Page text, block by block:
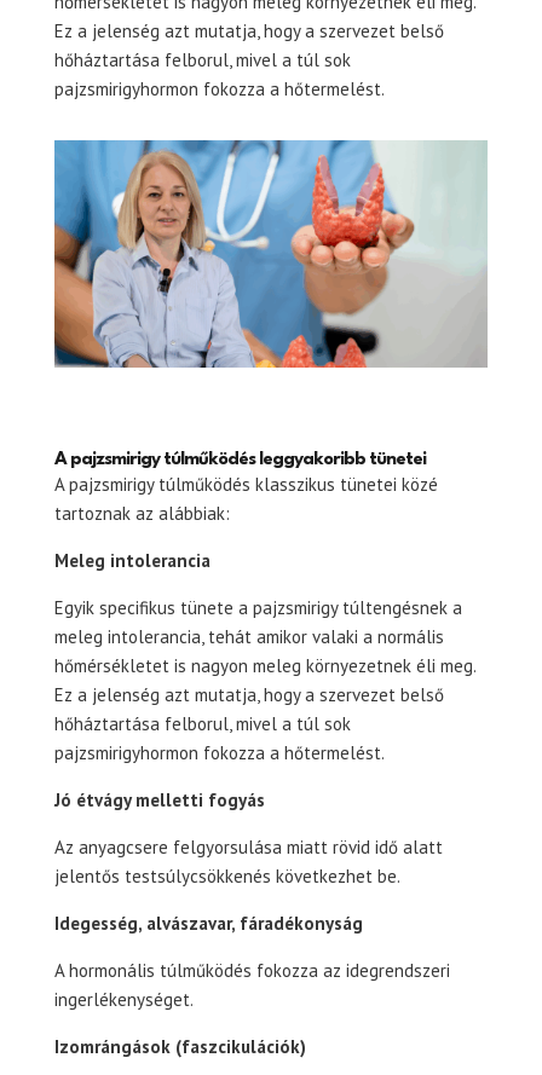
Ez a jelenség azt mutatja, hogy a szervezet belső
hőháztartása felborul, mivel a túl sok
pajzsmirigyhormon fokozza a hőtermelést.
A pajzsmirigy túlműködés leggyakoribb tünetei
A pajzsmirigy túlműködés klasszikus tünetei közé
tartoznak az alábbiak:
Meleg intolerancia
Egyik specifikus tünete a pajzsmirigy túltengésnek a
meleg intolerancia, tehát amikor valaki a normális
hőmérsékletet is nagyon meleg környezetnek éli meg.
Ez a jelenség azt mutatja, hogy a szervezet belső
hőháztartása felborul, mivel a túl sok
pajzsmirigyhormon fokozza a hőtermelést.
Jó étvágy melletti fogyás
Az anyagcsere felgyorsulása miatt rövid idő alatt
jelentős testsúlycsökkenés következhet be.
Idegesség, alvászavar, fáradékonyság
A hormonális túlműködés fokozza az idegrendszeri
ingerlékenységet.
Izomrángások (faszcikulációk)